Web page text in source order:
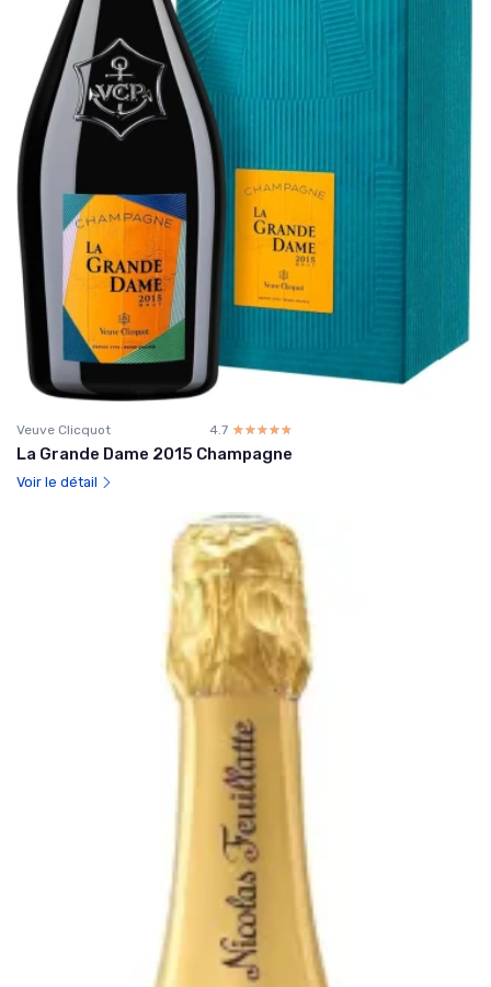
Veuve Clicquot 4.7 ☆☆☆☆☆
★★★★★
La Grande Dame 2015 Champagne
Voir le détail